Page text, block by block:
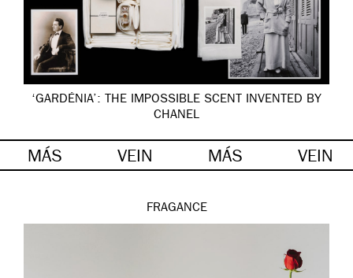
‘GARDÉNIA’: THE IMPOSSIBLE SCENT INVENTED BY
CHANEL
MÁS VEIN MÁS VEIN
FRAGANCE